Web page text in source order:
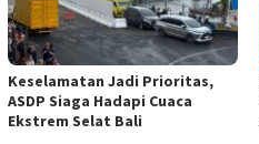
Keselamatan Jadi Prioritas,
ASDP Siaga Hadapi Cuaca
Ekstrem Selat Bali